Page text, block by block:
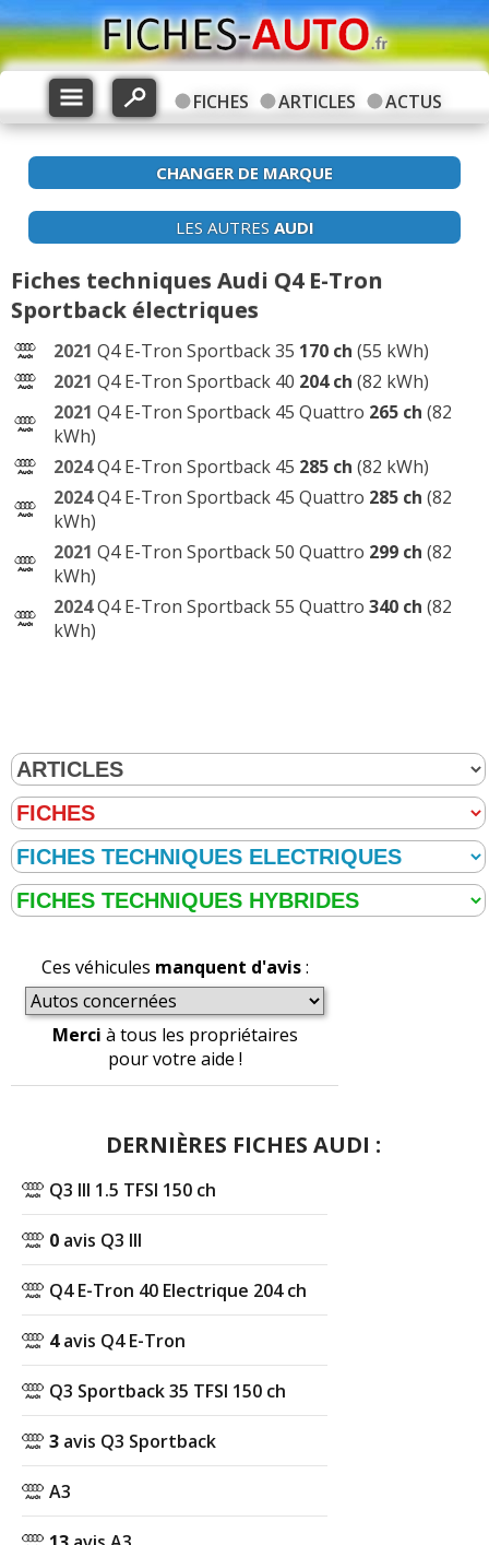
FICHES ARTICLES ACTUS
CHANGER DE MARQUE
LES AUTRES AUDI
Fiches techniques Audi Q4 E-Tron
Sportback électriques
2021 Q4 E-Tron Sportback 35 170 ch (55 kWh)
2021 Q4 E-Tron Sportback 40 204 ch (82 kWh)
2021 Q4 E-Tron Sportback 45 Quattro 265 ch (82
kWh)
2024Q4 E-Tron Sportback 45 285 ch (82 kWh)
2024Q4 E-Tron Sportback 45 Quattro 285 ch (82
kWh)
2021 Q4 E-Tron Sportback 50 Quattro 299 ch (82
kWh)
2024Q4 E-Tron Sportback 55 Quattro 340 ch (82
kWh)
Ces véhicules manquent d'avis:
Merci à tous les propriétaires
pour votre aide !
DERNIÈRES FICHES AUDI :
Q3 III 1.5 TFSI 150 ch
0 avis Q3 III
Q4 E-Tron 40 Electrique 204 ch
4avis Q4 E-Tron
Q3 Sportback 35 TFSI 150 ch
3 avis Q3 Sportback
A3